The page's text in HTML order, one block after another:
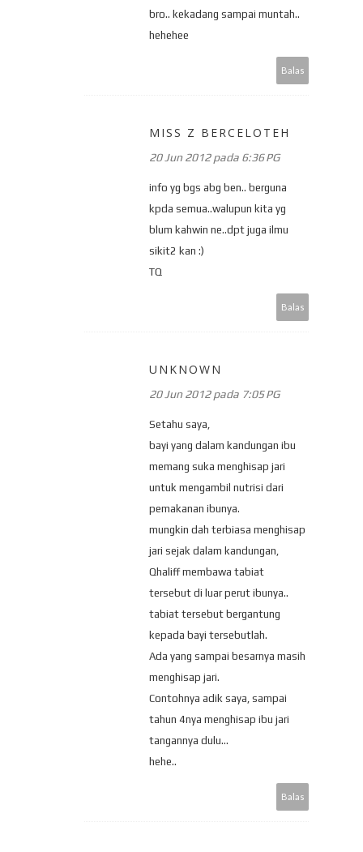
bro.. kekadang sampai muntah..
hehehee
Balas
MISS Z BERCELOTEH
20 Jun 2012 pada 6:36 PG
info yg bgs abg ben.. berguna
kpda semua..walupun kita yg
blum kahwin ne..dpt juga ilmu
sikit2 kan :)
TQ
Balas
UNKNOWN
20 Jun 2012 pada 7:05 PG
Setahu saya,
bayi yang dalam kandungan ibu
memang suka menghisap jari
untuk mengambil nutrisi dari
pemakanan ibunya.
mungkin dah terbiasa menghisap
jari sejak dalam kandungan,
Qhaliff membawa tabiat
tersebut di luar perut ibunya..
tabiat tersebut bergantung
kepada bayi tersebutlah.
Ada yang sampai besarnya masih
menghisap jari.
Contohnya adik saya, sampai
tahun 4nya menghisap ibu jari
tangannya dulu...
hehe..
Balas